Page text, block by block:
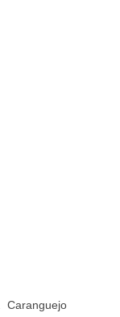
Caranguejo